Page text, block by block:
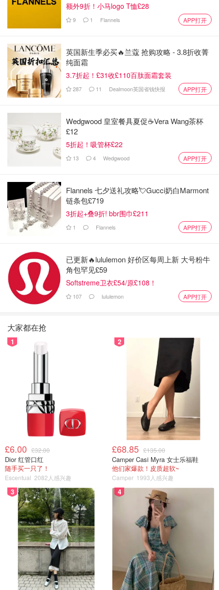
额外9折！小马logo T恤£28
9 1 Flannels APP打开
英国新生季必买🔥兰蔻 抢购攻略 - 3.8折收菁
纯面霜
3.7折起！£31收£110百肽面霜套装
287 11 Dealmoon英国省钱快报 APP打开
Wedgwood 皇室餐具夏促☕️Vera Wang茶杯
£12
5折起！吸管杯£22
13 4 Wedgwood APP打开
Flannels 七夕送礼攻略💘Gucci奶白Marmont
链条包£719
3折起+叠9折! bbr围巾£211
1 Flannels APP打开
已更新🔥lululemon 好价区每周上新 大号粉牛
角包罕见£59
Softstreme卫衣£54/原£108！
107 lululemon APP打开
大家都在抢
1
£6.00 £32.00
Dior 红管口红
随手买一只了！
Escentual 2082人感兴趣
2
£68.85 £135.00
Camper Casi Myra 女士乐福鞋
他们家爆款！皮质超软~
Camper 1993人感兴趣
3 4